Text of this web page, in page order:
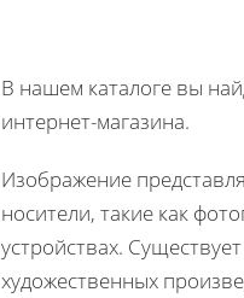
В нашем каталоге вы
интернет-магазина.
Изображение
носители, такие как
устройствах.
художественных